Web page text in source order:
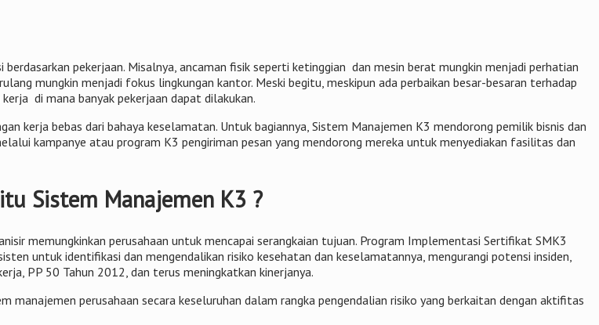
pekerjaan. Misalnya, ancaman fisik seperti ketinggian dan mesin berat mungkin menjadi perhatian
mungkin menjadi fokus lingkungan kantor. Meski begitu, meskipun ada perbaikan besar-besaran terhadap
di mana banyak pekerjaan dapat dilakukan.
kerja bebas dari bahaya keselamatan. Untuk bagiannya, Sistem Manajemen K3 mendorong pemilik bisnis dan
kampanye atau program K3 pengiriman pesan yang mendorong mereka untuk menyediakan fasilitas dan
Sistem Manajemen K3 ?
memungkinkan perusahaan untuk mencapai serangkaian tujuan. Program Implementasi Sertifikat SMK3
untuk identifikasi dan mengendalikan risiko kesehatan dan keselamatannya, mengurangi potensi insiden,
PP 50 Tahun 2012, dan terus meningkatkan kinerjanya.
manajemen perusahaan secara keseluruhan dalam rangka pengendalian risiko yang berkaitan dengan aktifitas